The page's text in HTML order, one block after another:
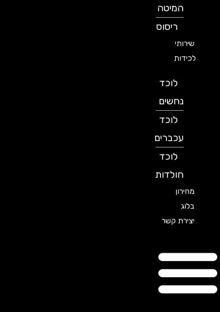
המיטה
ריסוס
שירותי
לכידות
לוכד
נחשים
לוכד
עכברים
לוכד
חולדות
מחירון
בלוג
יצירת קשר